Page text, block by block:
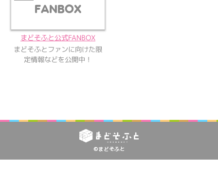
FANBOX
まどそふと公式FANBOX
まどそふとファンに向けた限
定情報などを公開中！
©まどそふと